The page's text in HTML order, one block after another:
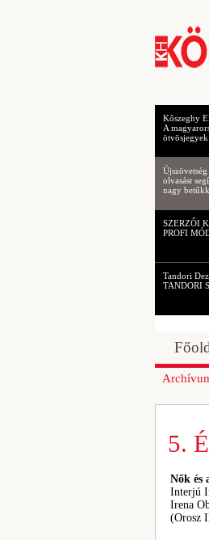
Kőszeghy
A
Újszövetség
olvasást
nagy
SZERZŐI
PROFI
Tandori
TANDORI
5.
Nők és
Interjú
Irena
(Orosz